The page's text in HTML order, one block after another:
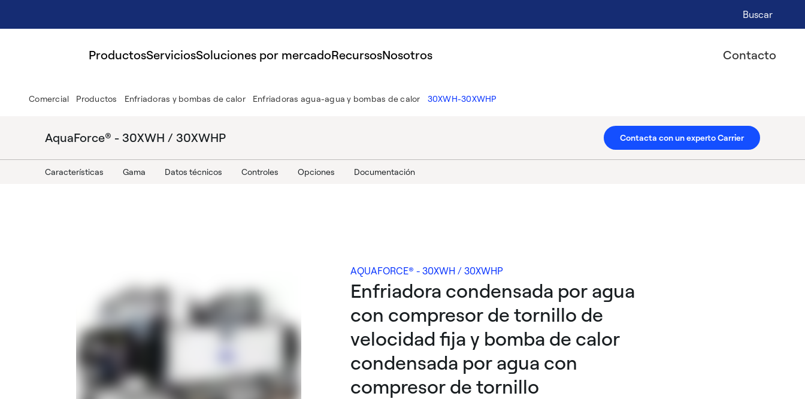
Buscar
ProductosServiciosSoluciones por mercadoRecursosNosotros Contacto
Comercial Productos Enfriadoras y bombas de calor Enfriadoras agua-agua y bombas de calor 30XWH-30XWHP
AquaForce® - 30XWH / 30XWHP Contacta con un experto Carrier
Características Gama Datos técnicos Controles Opciones Documentación
AQUAFORCE® - 30XWH / 30XWHP
Enfriadora condensada por agua
con compresor de tornillo de
velocidad fija y bomba de calor
condensada por agua con
compresor de tornillo